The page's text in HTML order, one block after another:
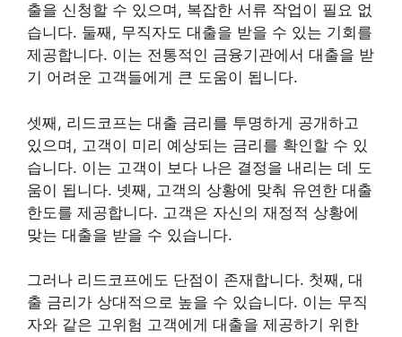
출을 신청할 수 있으며, 복잡한 서류 작업이 필요 없
습니다. 둘째, 무직자도 대출을 받을 수 있는 기회를
제공합니다. 이는 전통적인 금융기관에서 대출을 받
기 어려운 고객들에게 큰 도움이 됩니다.
셋째, 리드코프는 대출 금리를 투명하게 공개하고
있으며, 고객이 미리 예상되는 금리를 확인할 수 있
습니다. 이는 고객이 보다 나은 결정을 내리는 데 도
움이 됩니다. 넷째, 고객의 상황에 맞춰 유연한 대출
한도를 제공합니다. 고객은 자신의 재정적 상황에
맞는 대출을 받을 수 있습니다.
그러나 리드코프에도 단점이 존재합니다. 첫째, 대
출 금리가 상대적으로 높을 수 있습니다. 이는 무직
자와 같은 고위험 고객에게 대출을 제공하기 위한